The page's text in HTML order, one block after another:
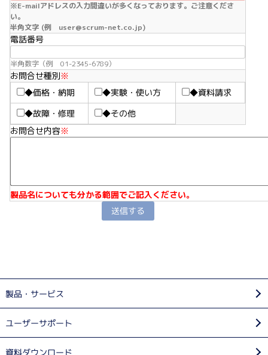
※E-mailアドレスの入力間違いが多くなっております。ご注意くださ
い。
半角文字 (例 user@scrum-net.co.jp)
電話番号
半角数字（例 01-2345-6789）
お問合せ種別※
◆価格・納期 ◆実験・使い方 ◆資料請求
◆故障・修理 ◆その他
お問合せ内容※
製品名についても分かる範囲でご記入ください。
製品・サービス
ユーザーサポート
資料ダウンロード